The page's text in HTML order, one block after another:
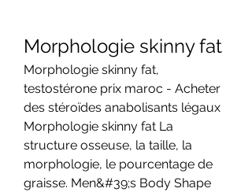
Morphologie skinny fat
Morphologie skinny fat,
testostérone prix maroc - Acheter
des stéroïdes anabolisants légaux
Morphologie skinny fat La
structure osseuse, la taille, la
morphologie, le pourcentage de
graisse. Men&#39;s Body Shape